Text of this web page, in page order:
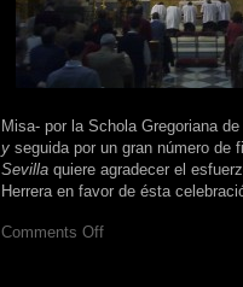
Misa- por la Schola Gregoriana
y seguida por un gran número de
Sevilla quiere agradecer el
Herrera en favor de ésta
Comments Offon